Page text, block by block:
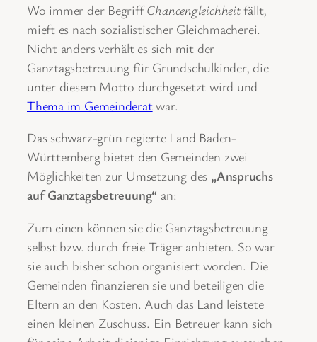
Wo immer der BegriffChancengleichheitfällt,
mieft es nach sozialistischer Gleichmacherei.
Nicht anders verhält es sich mit der
Ganztagsbetreuung für Grundschulkinder, die
unter diesem Motto durchgesetzt wird und
Thema im Gemeinderatwar.
Das schwarz-grün regierte Land Baden-
Württemberg bietet den Gemeinden zwei
Möglichkeiten zur Umsetzung des „Anspruchs
auf Ganztagsbetreuung“ an:
Zum einen können sie die Ganztagsbetreuung
selbst bzw. durch freie Träger anbieten. So war
sie auch bisher schon organisiert worden. Die
Gemeinden finanzieren sie und beteiligen die
Eltern an den Kosten. Auch das Land leistete
einen kleinen Zuschuss. Ein Betreuer kann sich